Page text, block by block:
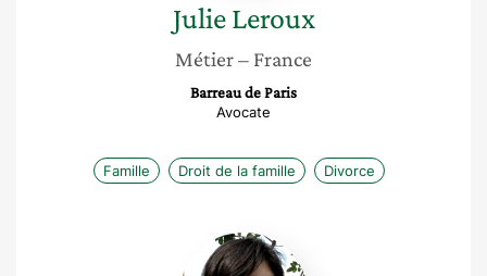
Julie Leroux
Métier– France
Barreau de Paris
Avocate
Famille Droit de la famille Divorce
Sophie
Richardot